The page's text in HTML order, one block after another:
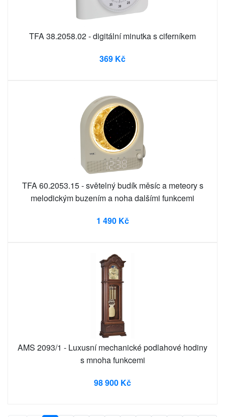
TFA 38.2058.02 - digitální minutka s ciferníkem
369 Kč
TFA 60.2053.15 - světelný budík měsíc a meteory s
melodickým buzením a noha dalšími funkcemi
1 490 Kč
AMS 2093/1 - Luxusní mechanické podlahové hodiny
s mnoha funkcemi
98 900 Kč